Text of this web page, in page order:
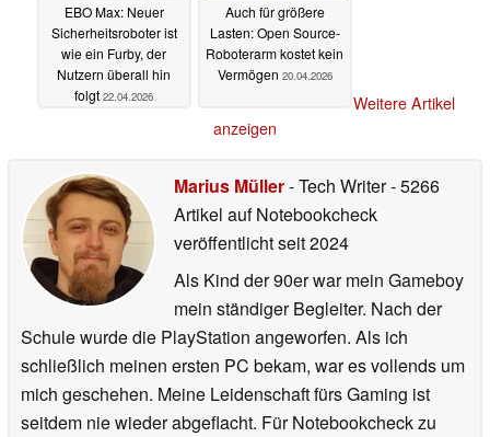
EBO Max: Neuer
Sicherheitsroboter ist
wie ein Furby, der
Nutzern überall hin
folgt 22.04.2026
Auch für größere
Lasten: Open Source-
Roboterarm kostet kein
Vermögen 20.04.2026
Weitere Artikel
anzeigen
Marius Müller- Tech Writer- 5266
Artikel auf Notebookcheck
veröffentlichtseit 2024
Als Kind der 90er war mein Gameboy
mein ständiger Begleiter. Nach der
Schule wurde die PlayStation angeworfen. Als ich
schließlich meinen ersten PC bekam, war es vollends um
mich geschehen. Meine Leidenschaft fürs Gaming ist
seitdem nie wieder abgeflacht. Für Notebookcheck zu